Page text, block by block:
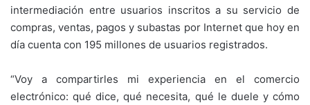
intermediación entre usuarios inscritos a su servicio de
compras, ventas, pagos y subastas por Internet que hoy en
día cuenta con 195 millones de usuarios registrados.
“Voy a compartirles mi experiencia en el comercio
electrónico: qué dice, qué necesita, qué le duele y cómo